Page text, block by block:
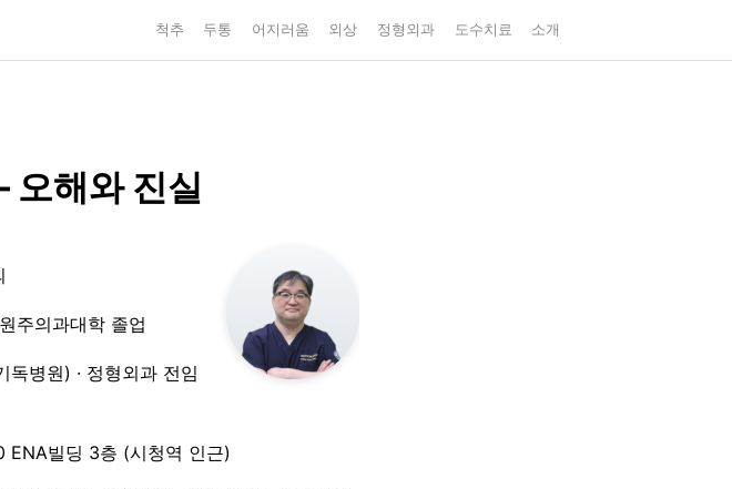
척추 두통 어지러움 외상 정형외과 도수치료 소개
오해와 진실
주의과대학 졸업
병원) · 정형외과 전임
ENA빌딩 3층 (시청역 인근)